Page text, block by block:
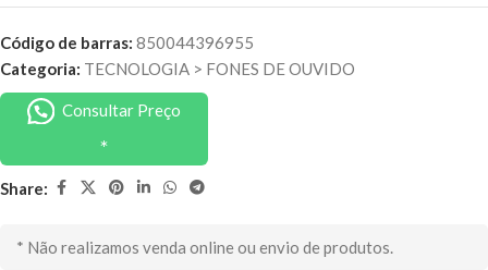
Código de barras: 850044396955
Categoria: TECNOLOGIA > FONES DE OUVIDO
Consultar Preço
Share:
* Não realizamos venda online ou envio de produtos.